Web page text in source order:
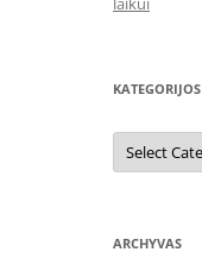
KATEGORIJOS
Kategorijos
ARCHYVAS